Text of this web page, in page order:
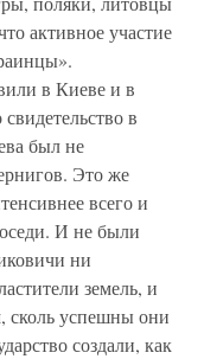
активное участие
в Киеве и в
в
был не
Это же
всего и
И не были
ни
земель, и
сколь успешны они
создали, как